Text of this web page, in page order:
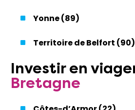
Yonne (89)
Territoire de Belfort (90)
Investiren
Bretagne